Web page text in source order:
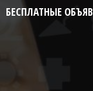
БЕСПЛАТНЫЕ